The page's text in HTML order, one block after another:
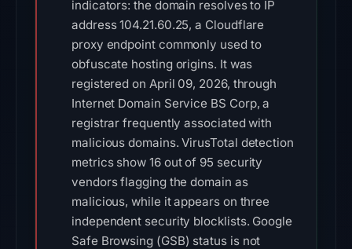
indicators: the domain resolves to IP
address 104.21.60.25, a Cloudflare
proxy endpoint commonly used to
obfuscate hosting origins. It was
registered on April 09, 2026, through
Internet Domain Service BS Corp, a
registrar frequently associated with
malicious domains. VirusTotal detection
metrics show 16 out of 95 security
vendors flagging the domain as
malicious, while it appears on three
independent security blocklists. Google
Safe Browsing (GSB) status is not